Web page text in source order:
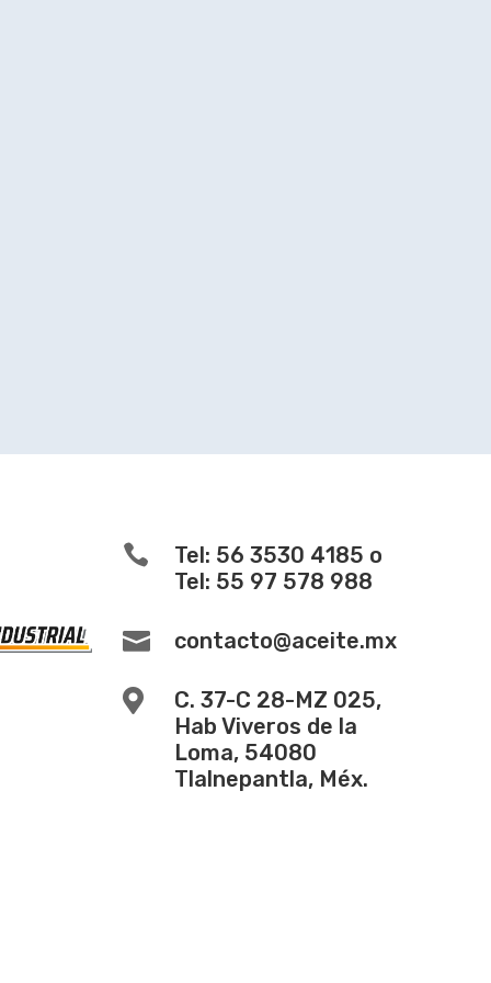

Tel: 56 3530 4185 o
Tel: 55 97 578 988
 contacto@aceite.mx

C. 37-C 28-MZ 025,
Hab Viveros de la
Loma, 54080
Tlalnepantla, Méx.